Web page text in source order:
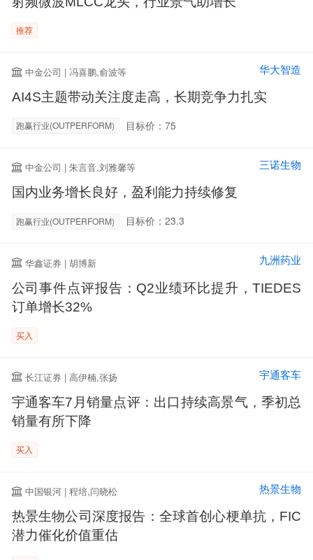
推荐
中金公司 | 冯喜鹏,俞波等 华大智造
AI4S主题带动关注度走高，长期竞争力扎实
跑赢行业(OUTPERFORM) 目标价：75
中金公司 | 朱言音,刘雅馨等 三诺生物
国内业务增长良好，盈利能力持续修复
跑赢行业(OUTPERFORM) 目标价：23.3
华鑫证券 | 胡博新 九洲药业
公司事件点评报告：Q2业绩环比提升，TIEDES
订单增长32%
买入
长江证券 | 高伊楠,张扬 宇通客车
宇通客车7月销量点评：出口持续高景气，季初总
销量有所下降
买入
中国银河 | 程培,闫晓松 热景生物
热景生物公司深度报告：全球首创心梗单抗，FIC
潜力催化价值重估